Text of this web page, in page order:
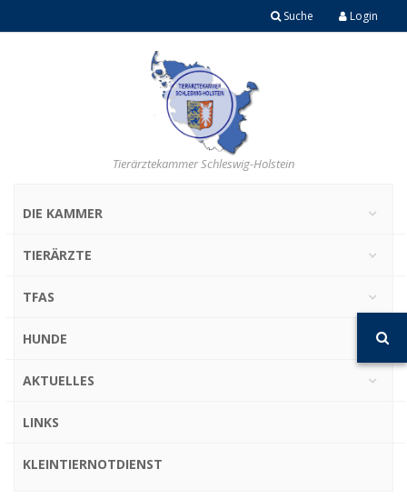
Login
Suche
Tierärztekammer Schleswig-Holstein
DIE KAMMER
TIERÄRZTE
TFAS
HUNDE
AKTUELLES
LINKS
KLEINTIERNOTDIENST